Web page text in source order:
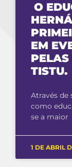
O
EM
PELAS
TISTU.
Através de
como
se a maior
1 DE ABRIL